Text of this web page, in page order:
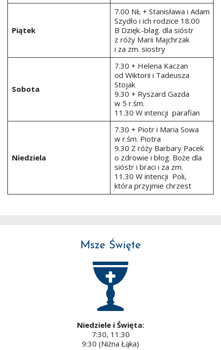
Piątek
7.00 NŁ + Stanisława i Adam
Szydło i ich rodzice 18.00
B Dzięk.-błag. dla sióstr
z róży Marii Majchrzak
i za zm. siostry
Sobota
7.30 + Helena Kaczan
od Wiktorii i Tadeusza
Stojak
9.30 + Ryszard Gazda
w 5 r.śm.
11.30 W intencji parafian
Niedziela
7.30 + Piotr i Maria Sowa
w r.śm. Piotra
9.30 Z róży Barbary Pacek
o zdrowie i błog. Boże dla
sióstr i braci i za zm.
11.30 W intencji Poli,
która przyjmie chrzest
Msze Święte
Niedziele i Święta:
7:30, 11:30
9:30 (Niżna Łąka)